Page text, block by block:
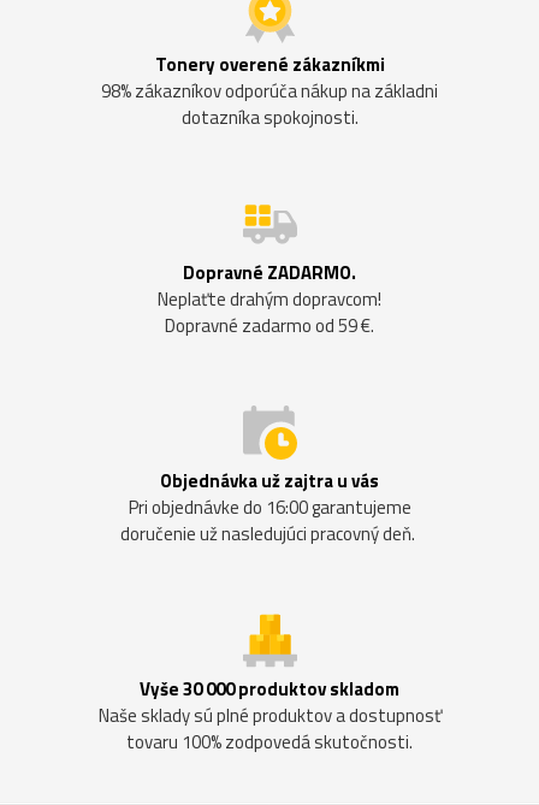
Tonery overené zákazníkmi
98% zákazníkov odporúča nákup na základni
dotazníka spokojnosti.
Dopravné ZADARMO.
Neplaťte drahým dopravcom!
Dopravné zadarmo od 59 €.
Objednávka už zajtra u vás
Pri objednávke do 16:00 garantujeme
doručenie už nasledujúci pracovný deň.
Vyše 30 000 produktov skladom
Naše sklady sú plné produktov a dostupnosť
tovaru 100% zodpovedá skutočnosti.